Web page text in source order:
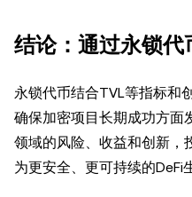
结论：通过永锁代
永锁代币结合TVL等指标和
确保加密项目长期成功方面
领域的风险、收益和创新，
为更安全、更可持续的DeFi